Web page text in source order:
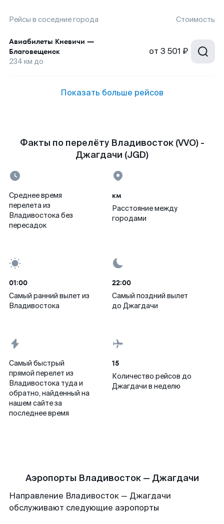
Рейсы в соседние города Стоимость
Авиабилеты Кневичи —
Благовещенск
234 км до
от 3 501 ₽
Показать больше рейсов
Факты по перелёту Владивосток (VVO) -
Джагдачи (JGD)
Среднее время
перелета из
Владивостока без
пересадок
км
Расстояние между
городами
01:00
Самый ранний вылет из
Владивостока
22:00
Самый поздний вылет
до Джагдачи
Самый быстрый
прямой перелет из
Владивостока туда и
обратно, найденный на
нашем сайте за
последнее время
15
Количество рейсов до
Джагдачи в неделю
Аэропорты Владивосток — Джагдачи
Направление Владивосток — Джагдачи
обслуживают следующие аэропорты